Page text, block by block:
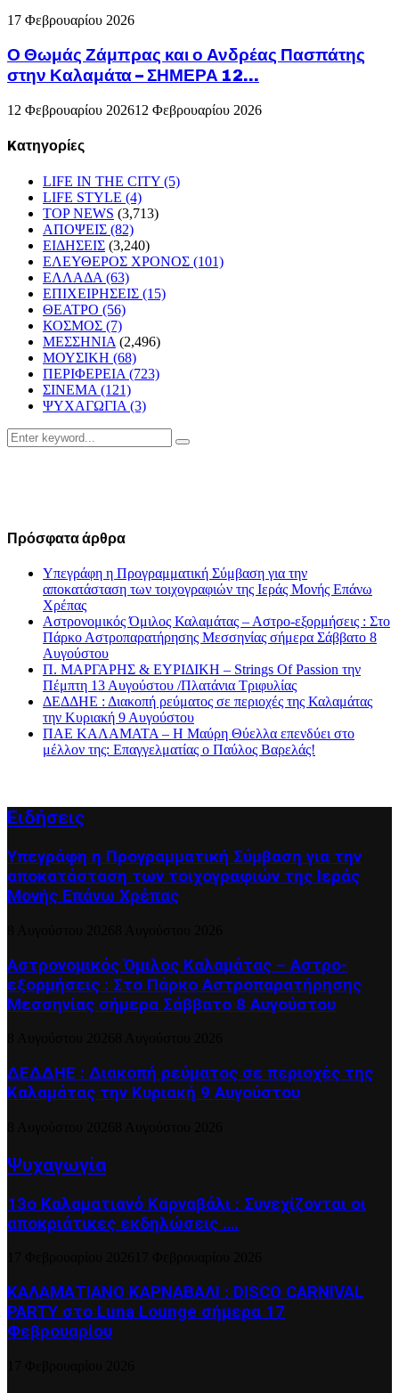
17 Φεβρουαρίου 2026
Ο Θωμάς Ζάμπρας και ο Ανδρέας Πασπάτης
στην Καλαμάτα – ΣΗΜΕΡΑ 12...
12 Φεβρουαρίου 202612 Φεβρουαρίου 2026
Kατηγορίες
LIFE IN THE CITY (5)
LIFE STYLE (4)
TOP NEWS (3,713)
ΑΠΟΨΕΙΣ (82)
ΕΙΔΗΣΕΙΣ (3,240)
ΕΛΕΥΘΕΡΟΣ ΧΡΟΝΟΣ (101)
ΕΛΛΑΔΑ (63)
ΕΠΙΧΕΙΡΗΣΕΙΣ (15)
ΘΕΑΤΡΟ (56)
ΚΟΣΜΟΣ (7)
ΜΕΣΣΗΝΙΑ (2,496)
ΜΟΥΣΙΚΗ (68)
ΠΕΡΙΦΕΡΕΙΑ (723)
ΣΙΝΕΜΑ (121)
ΨΥΧΑΓΩΓΙΑ (3)
Search
for:
Search
Πρόσφατα άρθρα
Υπεγράφη η Προγραμματική Σύμβαση για την
αποκατάσταση των τοιχογραφιών της Ιεράς Μονής Επάνω
Χρέπας
Αστρονομικός Όμιλος Καλαμάτας – Αστρο-εξορμήσεις : Στο
Πάρκο Αστροπαρατήρησης Μεσσηνίας σήμερα Σάββατο 8
Αυγούστου
Π. ΜΑΡΓΑΡΗΣ & ΕΥΡΙΔΙΚΗ – Strings Of Passion την
Πέμπτη 13 Αυγούστου /Πλατάνια Τριφυλίας
ΔΕΔΔΗΕ : Διακοπή ρεύματος σε περιοχές της Καλαμάτας
την Κυριακή 9 Αυγούστου
ΠΑΕ ΚΑΛΑΜΑΤΑ – Η Μαύρη Θύελλα επενδύει στο
μέλλον της: Επαγγελματίας ο Παύλος Βαρελάς!
Ειδήσεις
Υπεγράφη η Προγραμματική Σύμβαση για την
αποκατάσταση των τοιχογραφιών της Ιεράς
Μονής Επάνω Χρέπας
Αστρονομικός Όμιλος Καλαμάτας – Αστρο-
εξορμήσεις : Στο Πάρκο Αστροπαρατήρησης
Μεσσηνίας σήμερα Σάββατο 8 Αυγούστου
ΔΕΔΔΗΕ : Διακοπή ρεύματος σε περιοχές της
Καλαμάτας την Κυριακή 9 Αυγούστου
Ψυχαγωγία
13ο Καλαματιανό Καρναβάλι : Συνεχίζονται οι
αποκριάτικες εκδηλώσεις ….
ΚΑΛΑΜΑΤΙΑΝΟ ΚΑΡΝΑΒΑΛΙ : DISCO CARNIVAL
PARTY στο Luna Lounge σήμερα 17
Φεβρουαρίου